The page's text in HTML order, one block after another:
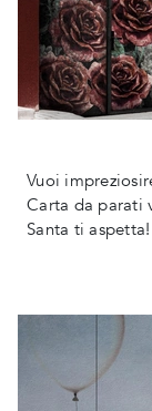
Vuoi
Carta da parati
Santa ti aspetta!